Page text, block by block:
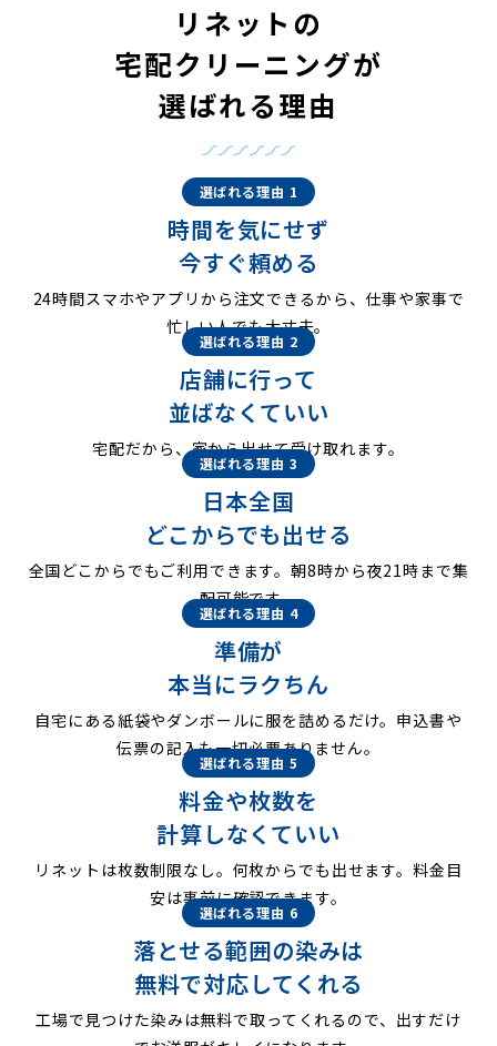
リネットの
宅配クリーニングが
選ばれる理由
選ばれる理由 1
時間を気にせず
今すぐ頼める
24時間スマホやアプリから注文できるから、仕事や家事で
忙しい人でも大丈夫。
選ばれる理由 2
店舗に行って
並ばなくていい
宅配だから、家から出せて受け取れます。
選ばれる理由 3
日本全国
どこからでも出せる
全国どこからでもご利用できます。朝8時から夜21時まで集
配可能です。
選ばれる理由 4
準備が
本当にラクちん
自宅にある紙袋やダンボールに服を詰めるだけ。申込書や
伝票の記入も一切必要ありません。
選ばれる理由 5
料金や枚数を
計算しなくていい
リネットは枚数制限なし。何枚からでも出せます。料金目
安は事前に確認できます。
選ばれる理由 6
落とせる範囲の染みは
無料で対応してくれる
工場で見つけた染みは無料で取ってくれるので、出すだけ